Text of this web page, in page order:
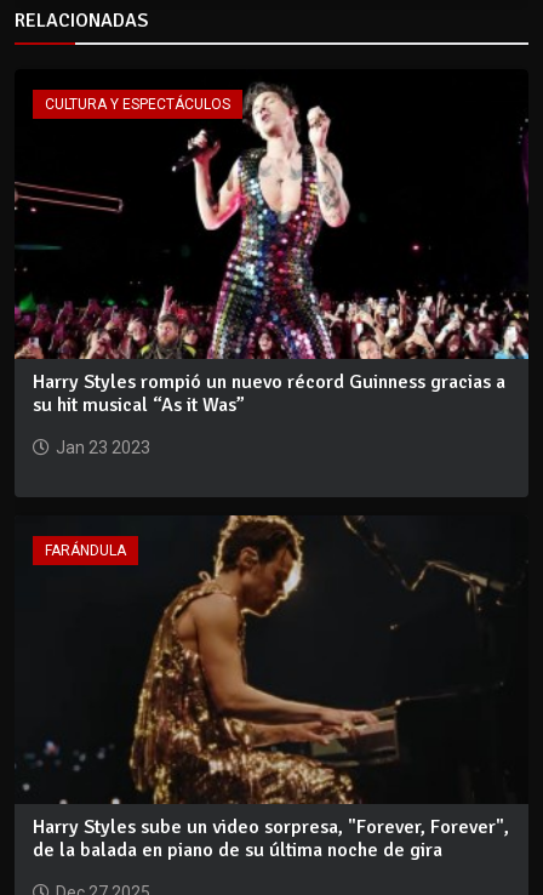
RELACIONADAS
CULTURA Y ESPECTÁCULOS
Harry Styles rompió un nuevo récord Guinness gracias a
su hit musical “As it Was”
Jan 23 2023
FARÁNDULA
Harry Styles sube un video sorpresa, "Forever, Forever",
de la balada en piano de su última noche de gira